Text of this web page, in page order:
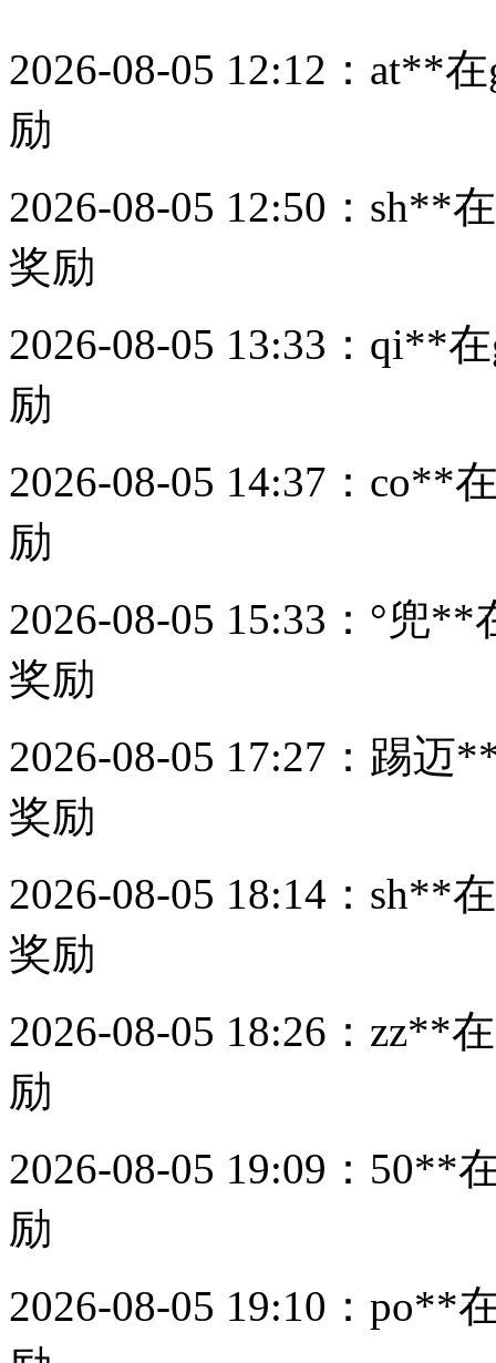
2026-08-05 12:12： at**
励
2026-08-05 12:50： sh**
奖励
2026-08-05 13:33： qi**
励
2026-08-05 14:37： co**
励
2026-08-05 15:33： °兜**
奖励
2026-08-05 17:27： 踢迈
奖励
2026-08-05 18:14： sh**
奖励
2026-08-05 18:26： zz**
励
2026-08-05 19:09： 50**
励
2026-08-05 19:10： po**